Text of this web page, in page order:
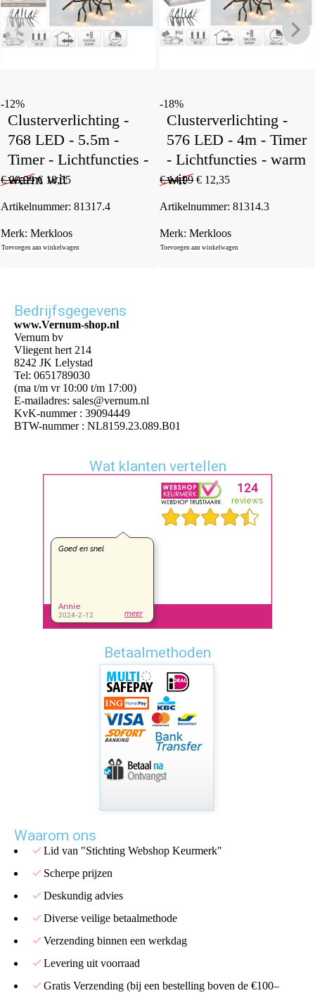
-12%
Clusterverlichting -
768 LED - 5.5m -
Timer - Lichtfuncties -
warm wit
€20,99 € 18,55
Artikelnummer:81317.4
Merk:Merkloos
Toevoegen aan winkelwagen
-18%
Clusterverlichting -
576 LED - 4m - Timer
- Lichtfuncties - warm
wit
€14,99 € 12,35
Artikelnummer:81314.3
Merk:Merkloos
Toevoegen aan winkelwagen
Bedrijfsgegevens
www.Vernum-shop.nl
Vernum bv
Vliegent hert 214
8242 JK Lelystad
Tel: 0651789030
(ma t/m vr 10:00 t/m 17:00)
E-mailadres: sales@vernum.nl
KvK-nummer : 39094449
BTW-nummer : NL8159.23.089.B01
Wat klanten vertellen
Betaalmethoden
Waarom ons
Lid van "Stichting Webshop Keurmerk"
Scherpe prijzen
Deskundig advies
Diverse veilige betaalmethode
Verzending binnen een werkdag
Levering uit voorraad
Gratis Verzending (bij een bestelling boven de €100–